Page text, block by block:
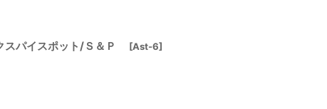
スパイスポット/Ｓ＆Ｐ [Ast-6]